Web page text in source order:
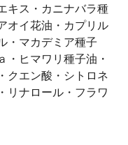
キス・カニナバラ種
オイ花油・カプリル
・マカデミア種子
・ヒマワリ種子油・
クエン酸・シトロネ
リナロール・フラワ